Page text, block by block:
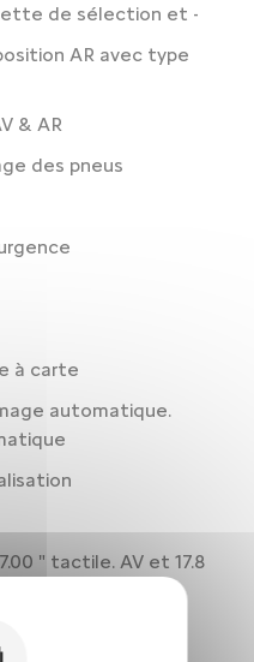
de sélection et -
AR avec type
& AR
des pneus
à carte
automatique.
" tactile. AV et 17.8
pluie